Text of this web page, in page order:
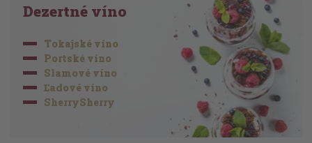
Dezertné víno
Tokajské víno
Portské víno
Slamové víno
Ľadové víno
SherrySherry